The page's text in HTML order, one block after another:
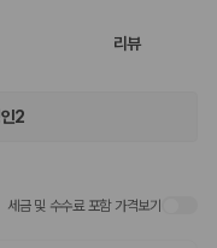
에서 한 번에
, 면책금, 보상 한도, 인수
렌트카 업체의 조건을 한
시간 예약 가능 차량과 요금
리뷰
2
세금 및 수수료 포함 가격보기